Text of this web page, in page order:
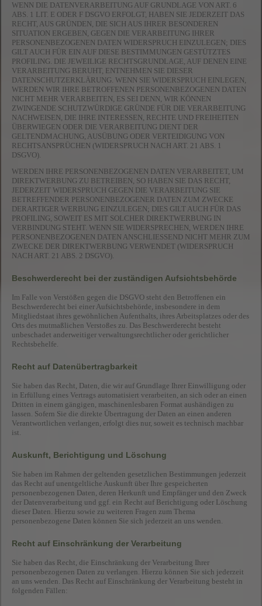
WENN DIE DATENVERARBEITUNG AUF GRUNDLAGE VON ART. 6
ABS. 1 LIT. E ODER F DSGVO ERFOLGT, HABEN SIE JEDERZEIT DAS
RECHT, AUS GRÜNDEN, DIE SICH AUS IHRER BESONDEREN
SITUATION ERGEBEN, GEGEN DIE VERARBEITUNG IHRER
PERSONENBEZOGENEN DATEN WIDERSPRUCH EINZULEGEN; DIES
GILT AUCH FÜR EIN AUF DIESE BESTIMMUNGEN GESTÜTZTES
PROFILING. DIE JEWEILIGE RECHTSGRUNDLAGE, AUF DENEN EINE
VERARBEITUNG BERUHT, ENTNEHMEN SIE DIESER
DATENSCHUTZERKLÄRUNG. WENN SIE WIDERSPRUCH EINLEGEN,
WERDEN WIR IHRE BETROFFENEN PERSONENBEZOGENEN DATEN
NICHT MEHR VERARBEITEN, ES SEI DENN, WIR KÖNNEN
ZWINGENDE SCHUTZWÜRDIGE GRÜNDE FÜR DIE VERARBEITUNG
NACHWEISEN, DIE IHRE INTERESSEN, RECHTE UND FREIHEITEN
ÜBERWIEGEN ODER DIE VERARBEITUNG DIENT DER
GELTENDMACHUNG, AUSÜBUNG ODER VERTEIDIGUNG VON
RECHTSANSPRÜCHEN (WIDERSPRUCH NACH ART. 21 ABS. 1
DSGVO).
WERDEN IHRE PERSONENBEZOGENEN DATEN VERARBEITET, UM
DIREKTWERBUNG ZU BETREIBEN, SO HABEN SIE DAS RECHT,
JEDERZEIT WIDERSPRUCH GEGEN DIE VERARBEITUNG SIE
BETREFFENDER PERSONENBEZOGENER DATEN ZUM ZWECKE
DERARTIGER WERBUNG EINZULEGEN; DIES GILT AUCH FÜR DAS
PROFILING, SOWEIT ES MIT SOLCHER DIREKTWERBUNG IN
VERBINDUNG STEHT. WENN SIE WIDERSPRECHEN, WERDEN IHRE
PERSONENBEZOGENEN DATEN ANSCHLIESSEND NICHT MEHR ZUM
ZWECKE DER DIREKTWERBUNG VERWENDET (WIDERSPRUCH
NACH ART. 21 ABS. 2 DSGVO).
Beschwerde­recht bei der zuständigen Aufsichts­behörde
Im Falle von Verstößen gegen die DSGVO steht den Betroffenen ein
Beschwerderecht bei einer Aufsichtsbehörde, insbesondere in dem
Mitgliedstaat ihres gewöhnlichen Aufenthalts, ihres Arbeitsplatzes oder des
Orts des mutmaßlichen Verstoßes zu. Das Beschwerderecht besteht
unbeschadet anderweitiger verwaltungsrechtlicher oder gerichtlicher
Rechtsbehelfe.
Recht auf Daten­übertrag­barkeit
Sie haben das Recht, Daten, die wir auf Grundlage Ihrer Einwilligung oder
in Erfüllung eines Vertrags automatisiert verarbeiten, an sich oder an einen
Dritten in einem gängigen, maschinenlesbaren Format aushändigen zu
lassen. Sofern Sie die direkte Übertragung der Daten an einen anderen
Verantwortlichen verlangen, erfolgt dies nur, soweit es technisch machbar
ist.
Auskunft, Berichtigung und Löschung
Sie haben im Rahmen der geltenden gesetzlichen Bestimmungen jederzeit
das Recht auf unentgeltliche Auskunft über Ihre gespeicherten
personenbezogenen Daten, deren Herkunft und Empfänger und den Zweck
der Datenverarbeitung und ggf. ein Recht auf Berichtigung oder Löschung
dieser Daten. Hierzu sowie zu weiteren Fragen zum Thema
personenbezogene Daten können Sie sich jederzeit an uns wenden.
Recht auf Einschränkung der Verarbeitung
Sie haben das Recht, die Einschränkung der Verarbeitung Ihrer
personenbezogenen Daten zu verlangen. Hierzu können Sie sich jederzeit
an uns wenden. Das Recht auf Einschränkung der Verarbeitung besteht in
folgenden Fällen: